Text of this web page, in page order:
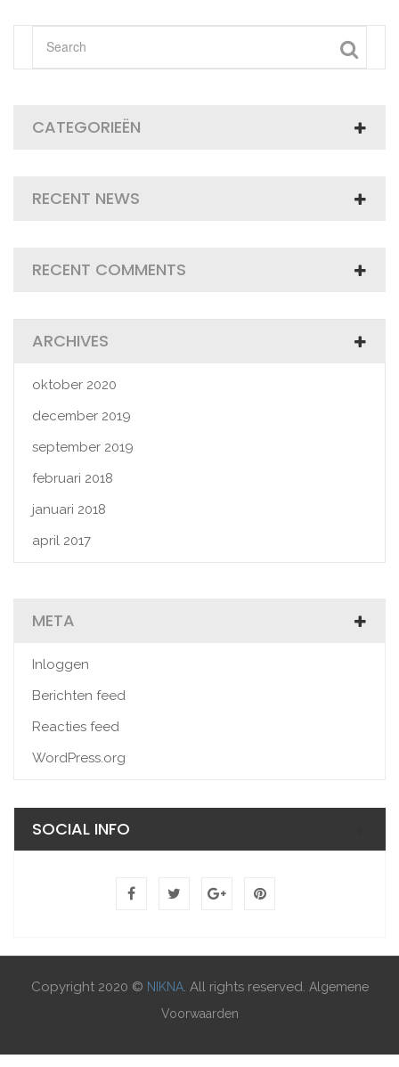
CATEGORIEËN
RECENT NEWS
RECENT COMMENTS
ARCHIVES
oktober 2020
december 2019
september 2019
februari 2018
januari 2018
april 2017
META
Inloggen
Berichten feed
Reacties feed
WordPress.org
SOCIAL INFO
Copyright 2020 © NIKNA. All rights reserved. Algemene
Voorwaarden